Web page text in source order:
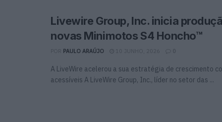
Livewire Group, Inc. inicia
novas Minimotos S4 Honcho™
PAULO ARAÚJO 10 JUNHO, 2026 0
A LiveWire acelerou a sua estratégia de crescimento
acessíveis A LiveWire Group, Inc., líder no setor das ...